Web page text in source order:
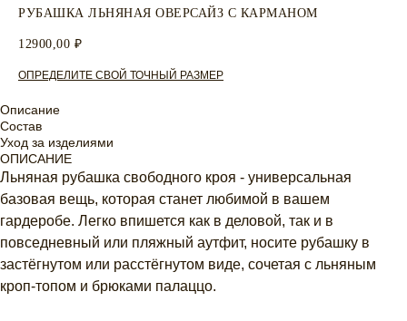
РУБАШКА ЛЬНЯНАЯ ОВЕРСАЙЗ С КАРМАНОМ
12900,00 ₽
ОПРЕДЕЛИТЕ СВОЙ ТОЧНЫЙ РАЗМЕР
Описание
Состав
Уход за изделиями
ОПИСАНИЕ
Льняная рубашка свободного кроя - универсальная
базовая вещь, которая станет любимой в вашем
гардеробе. Легко впишется как в деловой, так и в
повседневный или пляжный аутфит, носите рубашку в
застёгнутом или расстёгнутом виде, сочетая с льняным
кроп-топом и брюками палаццо.